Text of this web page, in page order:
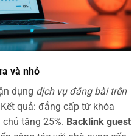
và nhỏ
dụng dịch vụ đăng bài trên
quả: đẳng cấp từ khóa
tăng 25%. Backlink guest